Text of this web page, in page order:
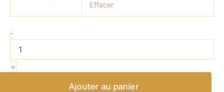
Effacer
-
+
Ajouter au panier